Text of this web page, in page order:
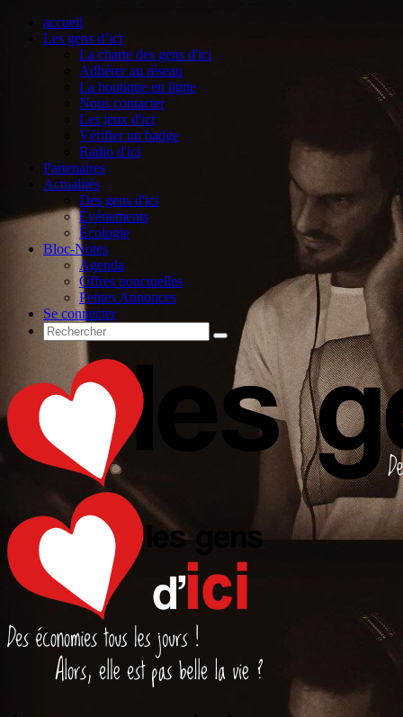
accueil
Les gens d’ici
La charte des gens d'ici
Adhérer au réseau
La boutique en ligne
Nous contacter
Les jeux d'ici
Vérifier un badge
Radio d'ici
Partenaires
Actualités
Des gens d'ici
Événements
Écologie
Bloc-Notes
Agenda
Offres ponctuelles
Petites Annonces
Se connecter